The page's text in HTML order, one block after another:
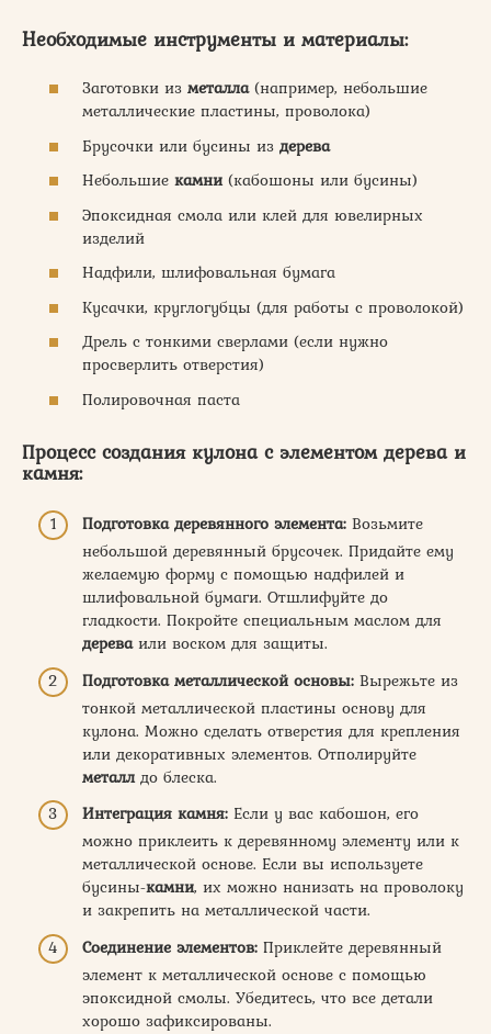
Необходимые инструменты и материалы:
Заготовки из металла(например, небольшие
металлические пластины, проволока)
Брусочки или бусины из дерева
Небольшие камни(кабошоны или бусины)
Эпоксидная смола или клей для ювелирных
изделий
Надфили, шлифовальная бумага
Кусачки, круглогубцы (для работы с проволокой)
Дрель с тонкими сверлами (если нужно
просверлить отверстия)
Полировочная паста
Процесс создания кулона с элементом дерева и
камня:
Подготовка деревянного элемента: Возьмите
небольшой деревянный брусочек. Придайте ему
желаемую форму с помощью надфилей и
шлифовальной бумаги. Отшлифуйте до
гладкости. Покройте специальным маслом для
дереваили воском для защиты.
Подготовка металлической основы: Вырежьте из
тонкой металлической пластины основу для
кулона. Можно сделать отверстия для крепления
или декоративных элементов. Отполируйте
металлдо блеска.
Интеграция камня: Если у вас кабошон, его
можно приклеить к деревянному элементу или к
металлической основе. Если вы используете
бусины-камни, их можно нанизать на проволоку
и закрепить на металлической части.
Соединение элементов: Приклейте деревянный
элемент к металлической основе с помощью
эпоксидной смолы. Убедитесь, что все детали
хорошо зафиксированы.